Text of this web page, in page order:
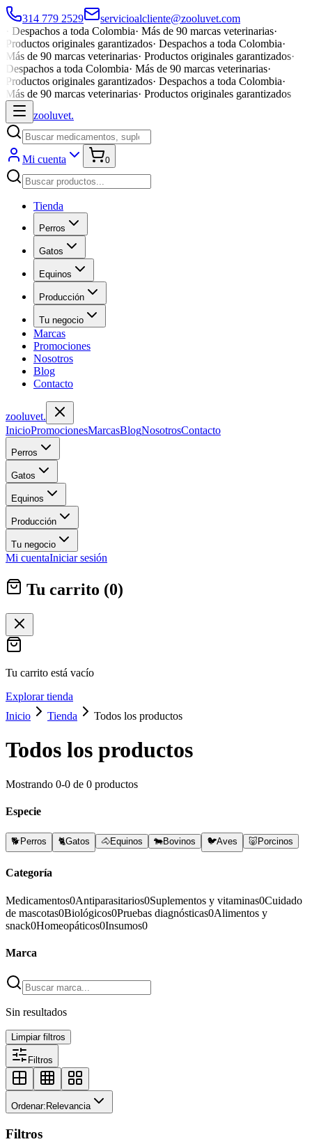
314 779 2529
servicioalcliente@zooluvet.com
Despachos a toda Colombia· Más de 90 marcas veterinarias·
Productos originales garantizados· Despachos a toda Colombia·
Más de 90 marcas veterinarias· Productos originales garantizados·
Despachos a toda Colombia· Más de 90 marcas veterinarias·
Productos originales garantizados· Despachos a toda Colombia·
Más de 90 marcas veterinarias· Productos originales garantizados
zooluvet.
Mi cuenta 0
Tienda
Perros
Gatos
Equinos
Producción
Tu negocio
Marcas
Promociones
Nosotros
Blog
Contacto
zooluvet.
InicioPromocionesMarcasBlogNosotrosContacto
Perros
Gatos
Equinos
Producción
Tu negocio
Mi cuentaIniciar sesión
Tu carrito (0)
Tu carrito está vacío
Explorar tienda
Inicio
Tienda Todos los productos
Todos los productos
Mostrando 0-0 de 0 productos
Especie
🐕 Perros 🐈Gatos 🐴Equinos 🐄Bovinos 🐦Aves 🐷 Porcinos
Categoría
Medicamentos0Antiparasitarios0Suplementos y vitaminas0Cuidado
de mascotas0Biológicos0Pruebas diagnósticas0Alimentos y
snack0Homeopáticos0Insumos0
Marca
Sin resultados
Limpiar filtros
Filtros
Ordenar: Relevancia
Filtros